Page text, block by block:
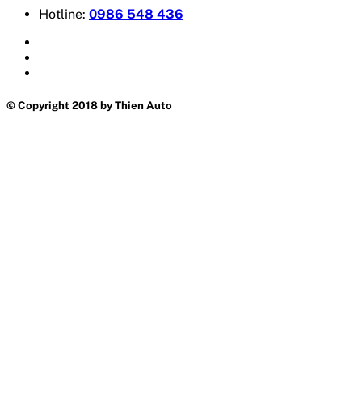
Hotline: 0986 548 436
© Copyright 2018 by Thien Auto